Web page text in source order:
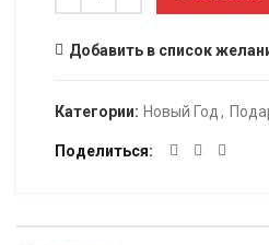
Добавить в список
Категории: Новый Год,
Поделиться